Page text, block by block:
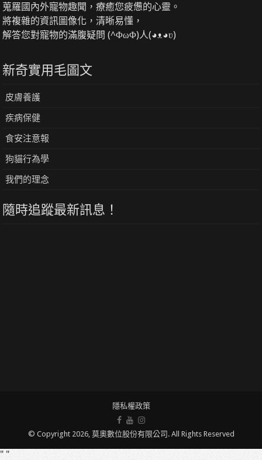
蒐羅國內外寵物趣聞，療癒您疲憊的心靈。
將複雜的資訊圖像化，清晰易懂，
解答您對寵物的滿腹疑問 (^ΦωΦ)人(◕ᴥ◕ʋ)
新奇實用毛圖文
皮膚養護
疾病保健
食安注意報
狗貓行為學
我們的理念
隨時追蹤最新訊息！
隱私權政策
© Copyright 2026, 莫奧數位股份有限公司. All Rights Reserved
" "